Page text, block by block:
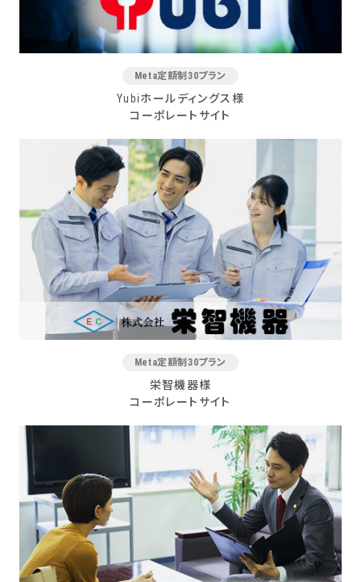
Meta定額制30プラン
Yubiホールディングス様
コーポレートサイト
Meta定額制30プラン
栄智機器様
コーポレートサイト